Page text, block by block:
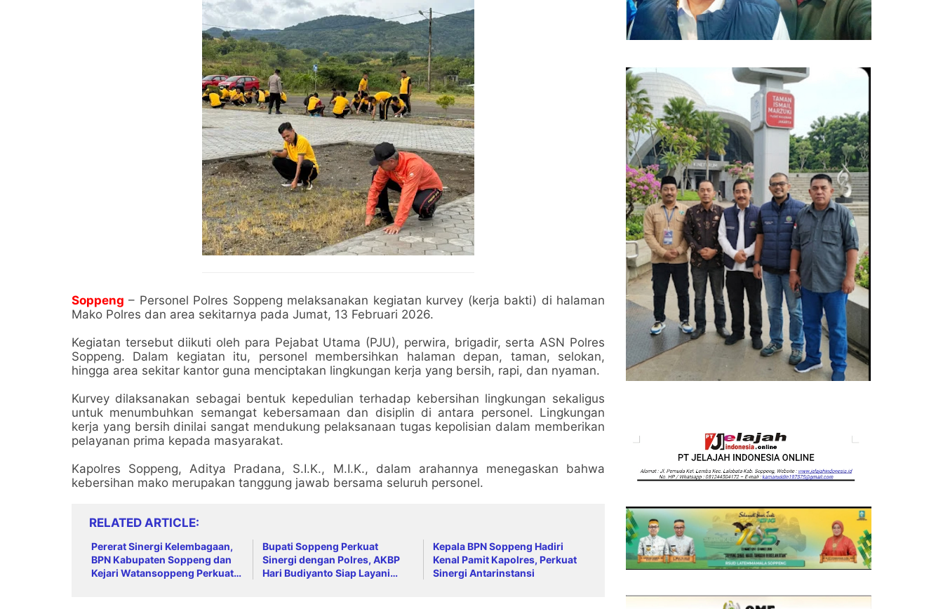
Soppeng – Personel Polres Soppeng melaksanakan kegiatan kurvey (kerja bakti) di halaman
Mako Polres dan area sekitarnya pada Jumat, 13 Februari 2026.
Kegiatan tersebut diikuti oleh para Pejabat Utama (PJU), perwira, brigadir, serta ASN Polres
Soppeng. Dalam kegiatan itu, personel membersihkan halaman depan, taman, selokan,
hingga area sekitar kantor guna menciptakan lingkungan kerja yang bersih, rapi, dan nyaman.
Kurvey dilaksanakan sebagai bentuk kepedulian terhadap kebersihan lingkungan sekaligus
untuk menumbuhkan semangat kebersamaan dan disiplin di antara personel. Lingkungan
kerja yang bersih dinilai sangat mendukung pelaksanaan tugas kepolisian dalam memberikan
pelayanan prima kepada masyarakat.
Kapolres Soppeng, Aditya Pradana, S.I.K., M.I.K., dalam arahannya menegaskan bahwa
kebersihan mako merupakan tanggung jawab bersama seluruh personel.
RELATED ARTICLE
Pererat Sinergi Kelembagaan,
BPN Kabupaten Soppeng dan
Kejari Watansoppeng Perkuat
Bupati Soppeng Perkuat
Sinergi dengan Polres, AKBP
Hari Budiyanto Siap Layani
Kepala BPN Soppeng Hadiri
Kenal Pamit Kapolres, Perkuat
Sinergi Antarinstansi